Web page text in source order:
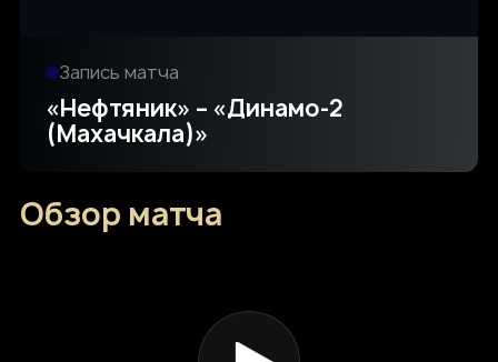
Запись матча
«Нефтяник» – «Динамо-2
(Махачкала)»
Обзор матча